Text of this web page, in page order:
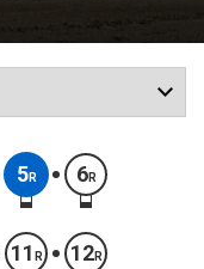
5R 6R
11 R 12R